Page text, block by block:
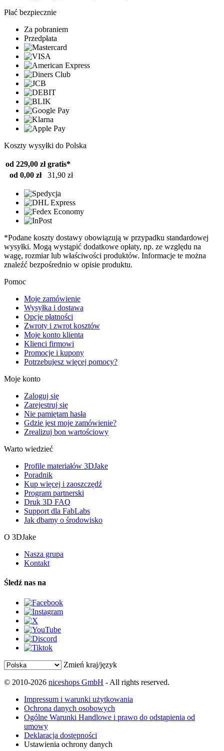
Płać bezpiecznie
Za pobraniem
Przedpłata
Koszty wysyłki do Polska
od 229,00 zł gratis*
od 0,00 zł
31,90 zł
*Podane koszty dostawy obowiązują w przypadku standardowej
wysyłki. Mogą wystąpić dodatkowe opłaty, np. ze względu na
wagę, rozmiar lub właściwości produktów. Informacje te można
znaleźć bezpośrednio w opisie produktu.
Pomoc
Moje zamówienie
Wysyłka i dostawa
Opcje płatności
Zwroty i zwrot kosztów
Moje konto klienta
Klienci firmowi
Promocje i kupony
Potrzebujesz więcej pomocy?
Moje konto
Zaloguj się
Zarejestruj się
Nie pamiętam hasła
Gdzie jest moje zamówienie?
Zrealizuj bon wartościowy
Warto wiedzieć
Profile materiałów 3DJake
Poradnik
Kup więcej i zaoszczędź
Program partnerski
Druk 3D FAQ
Support dla FabLabs
Jak dbamy o środowisko
O 3DJake
Nasza grupa
Kontakt
Śledź nas na
Zmień kraj/język
© 2010-2026 niceshops GmbH - All rights reserved.
Impressum i warunki użytkowania
Ochrona danych osobowych
Ogólne Warunki Handlowe i prawo do odstąpienia od
umowy
Deklaracja dostępności
Ustawienia ochrony danych